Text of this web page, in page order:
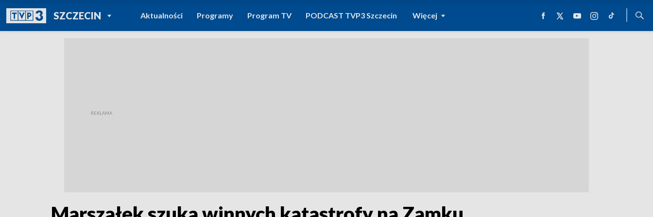
SZCZECINPOWRÓT DO
TVP REGIONY
Aktualności Programy Program TV PODCAST TVP3 Szczecin Więcej